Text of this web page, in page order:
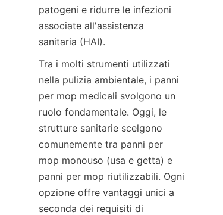
patogeni e ridurre le infezioni
associate all'assistenza
sanitaria (HAI).
Tra i molti strumenti utilizzati
nella pulizia ambientale, i panni
per mop medicali svolgono un
ruolo fondamentale. Oggi, le
strutture sanitarie scelgono
comunemente tra panni per
mop monouso (usa e getta) e
panni per mop riutilizzabili. Ogni
opzione offre vantaggi unici a
seconda dei requisiti di